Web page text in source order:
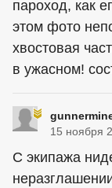
пароход, как
этом фото
хвостовая
в ужасном!
15 ноября
С экипажа